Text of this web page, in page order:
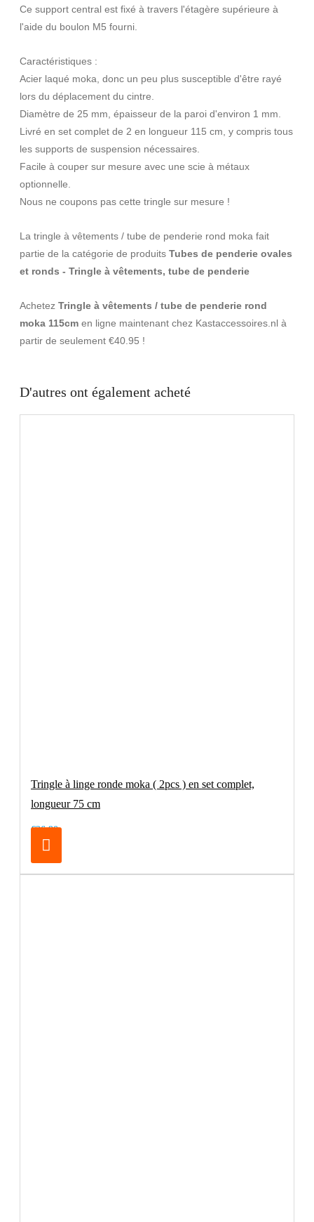
Ce support central est fixé à travers l'étagère supérieure à
l'aide du boulon M5 fourni.
Caractéristiques :
Acier laqué moka, donc un peu plus susceptible d'être rayé
lors du déplacement du cintre.
Diamètre de 25 mm, épaisseur de la paroi d'environ 1 mm.
Livré en set complet de 2 en longueur 115 cm, y compris tous
les supports de suspension nécessaires.
Facile à couper sur mesure avec une scie à métaux
optionnelle.
Nous ne coupons pas cette tringle sur mesure !
La tringle à vêtements / tube de penderie rond moka fait
partie de la catégorie de produits Tubes de penderie ovales
et ronds - Tringle à vêtements, tube de penderie
Achetez Tringle à vêtements / tube de penderie rond
moka 115cm en ligne maintenant chez Kastaccessoires.nl à
partir de seulement €40.95 !
D'autres ont également acheté
Tringle à linge ronde moka ( 2pcs ) en set complet,
longueur 75 cm
€26.90